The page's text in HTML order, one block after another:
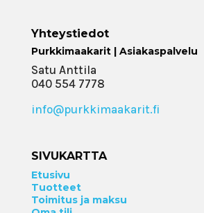
Yhteystiedot
Purkkimaakarit | Asiakaspalvelu
Satu Anttila
040 554 7778
info@purkkimaakarit.fi
SIVUKARTTA
Etusivu
Tuotteet
Toimitus ja maksu